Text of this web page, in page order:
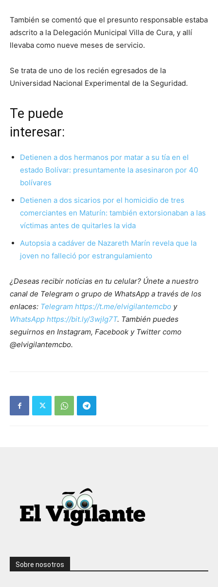
También se comentó que el presunto responsable estaba
adscrito a la Delegación Municipal Villa de Cura, y allí
llevaba como nueve meses de servicio.
Se trata de uno de los recién egresados de la
Universidad Nacional Experimental de la Seguridad.
Te puede
interesar:
Detienen a dos hermanos por matar a su tía en el
estado Bolívar: presuntamente la asesinaron por 40
bolívares
Detienen a dos sicarios por el homicidio de tres
comerciantes en Maturín: también extorsionaban a las
víctimas antes de quitarles la vida
Autopsia a cadáver de Nazareth Marín revela que la
joven no falleció por estrangulamiento
¿Deseas recibir noticias en tu celular? Únete a nuestro
canal de Telegram o grupo de WhatsApp a través de los
enlaces: Telegram https://t.me/elvigilantemcbo y
WhatsApp https://bit.ly/3wjIg7T. También puedes
seguirnos en Instagram, Facebook y Twitter como
@elvigilantemcbo.
Sobre nosotros